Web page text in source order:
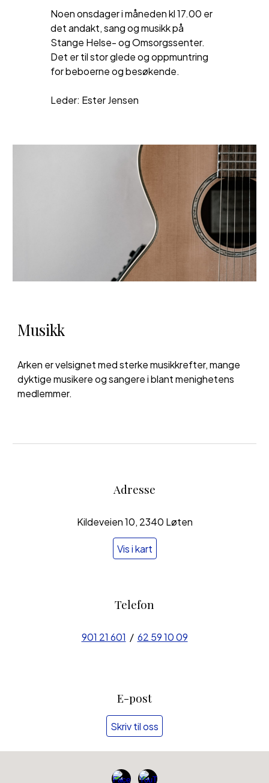
Noen onsdager i måneden kl 17.00 er
det andakt, sang og musikk på
Stange Helse- og Omsorgssenter.
Det er til stor glede og oppmuntring
for beboerne og besøkende.
Leder: Ester Jensen
Musikk
Arken er velsignet med sterke musikkrefter, mange
dyktige musikere og sangere i blant menighetens
medlemmer.
Adresse
Kildeveien 10, 2340 Løten
Vis i kart
Telefon
901 21 601 / 62 59 10 09
E-post
Skriv til oss